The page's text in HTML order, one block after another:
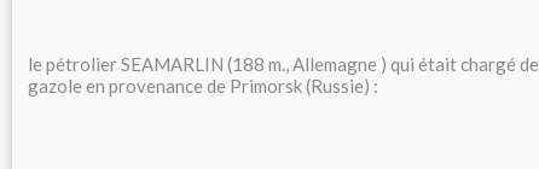
le pétrolier SEAMARLIN (188 m., Allemagne ) qui était chargé
gazole en provenance de Primorsk (Russie) :